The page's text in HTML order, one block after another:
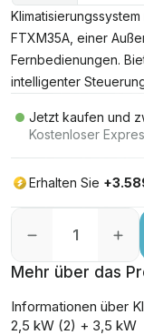
FTXM35A, einer
Fernbedienungen.
intelligenter
Jetzt kaufen und
Kostenloser
Erhalten Sie
Mehr über das
Informationen über
2,5 kW (2) + 3,5 kW